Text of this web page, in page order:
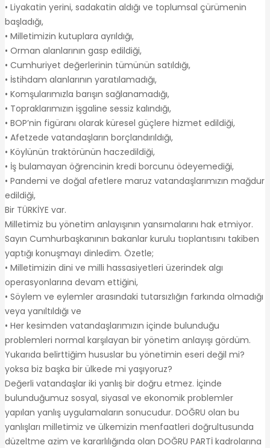
• Liyakatin yerini, sadakatin aldığı ve toplumsal çürümenin
başladığı,
• Milletimizin kutuplara ayrıldığı,
• Orman alanlarının gasp edildiği,
• Cumhuriyet değerlerinin tümünün satıldığı,
• İstihdam alanlarının yaratılamadığı,
• Komşularımızla barışın sağlanamadığı,
• Topraklarımızın işgaline sessiz kalındığı,
• BOP’nin figüranı olarak küresel güçlere hizmet edildiği,
• Afetzede vatandaşların borçlandırıldığı,
• Köylünün traktörünün haczedildiği,
• İş bulamayan öğrencinin kredi borcunu ödeyemediği,
• Pandemi ve doğal afetlere maruz vatandaşlarımızın mağdur
edildiği,
Bir TÜRKİYE var.
Milletimiz bu yönetim anlayışının yansımalarını hak etmiyor.
Sayın Cumhurbaşkanının bakanlar kurulu tıoplantısını takiben
yaptığı konuşmayı dinledim. Özetle;
• Milletimizin dini ve milli hassasiyetleri üzerindek algı
operasyonlarına devam ettiğini,
• Söylem ve eylemler arasındaki tutarsızlığın farkında olmadığı
veya yanıltıldığı ve
• Her kesimden vatandaşlarımızın içinde bulunduğu
problemleri normal karşılayan bir yönetim anlayışı gördüm.
Yukarıda belirttiğim hususlar bu yönetimin eseri değil mi?
yoksa biz başka bir ülkede mi yaşıyoruz?
Değerli vatandaşlar iki yanlış bir doğru etmez. İçinde
bulunduğumuz sosyal, siyasal ve ekonomik problemler
yapılan yanlış uygulamaların sonucudur. DOĞRU olan bu
yanlışları milletimiz ve ülkemizin menfaatleri doğrultusunda
düzeltme azim ve kararlılığında olan DOĞRU PARTİ kadrolarına